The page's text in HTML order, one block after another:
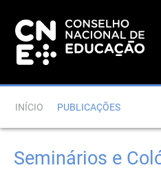
INÍCIO PUBLICAÇÕES
Seminários e